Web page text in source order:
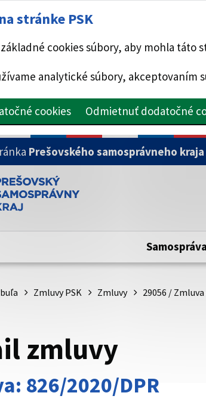
stránke PSK
cookies súbory, aby mohla táto
analytické súbory, akceptovaním
cookies Odmietnuť dodatočné
OBSAH
Prešovského samosprávneho kraja
je oficiálna
webová stránka Prešovského
Samospráva
Zmluvy PSK Zmluvy 29056 /
zmluvy
826/2020/DPR